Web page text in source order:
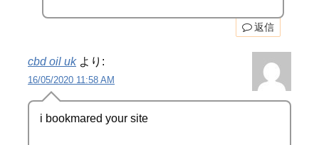
返信
cbd oil uk より:
16/05/2020 11:58 AM
i bookmared your site